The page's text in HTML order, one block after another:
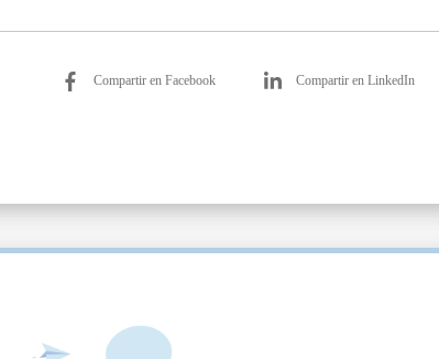
Compartir en Facebook Compartir en LinkedIn